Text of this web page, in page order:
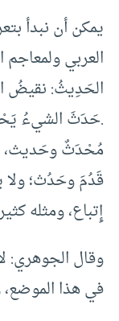
يمكن أن نبدأ
العربي ولمعاجم
الحَدِيثُ: نقيضُ
.حَدَثَ الشيءُ
مُحْدَثٌ وحَديث،
قَدُمَ وحَدُث؛ ولا
إِتباع، ومثله
وقال الجوهري:
في هذا الموضع،